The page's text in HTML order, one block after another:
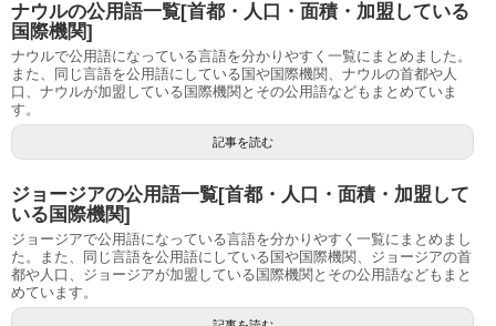
ナウルの公用語一覧[首都・人口・面積・加盟している
国際機関]
ナウルで公用語になっている言語を分かりやすく一覧にまとめました。
また、同じ言語を公用語にしている国や国際機関、ナウルの首都や人
口、ナウルが加盟している国際機関とその公用語などもまとめていま
す。
記事を読む
ジョージアの公用語一覧[首都・人口・面積・加盟して
いる国際機関]
ジョージアで公用語になっている言語を分かりやすく一覧にまとめまし
た。また、同じ言語を公用語にしている国や国際機関、ジョージアの首
都や人口、ジョージアが加盟している国際機関とその公用語などもまと
めています。